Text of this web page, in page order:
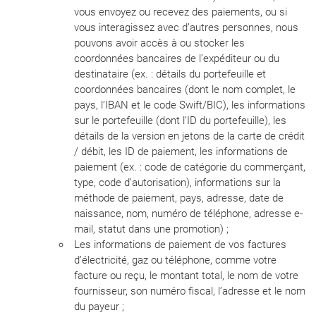
vous envoyez ou recevez des paiements, ou si
vous interagissez avec d’autres personnes, nous
pouvons avoir accès à ou stocker les
coordonnées bancaires de l’expéditeur ou du
destinataire (ex. : détails du portefeuille et
coordonnées bancaires (dont le nom complet, le
pays, l’IBAN et le code Swift/BIC), les informations
sur le portefeuille (dont l’ID du portefeuille), les
détails de la version en jetons de la carte de crédit
/ débit, les ID de paiement, les informations de
paiement (ex. : code de catégorie du commerçant,
type, code d’autorisation), informations sur la
méthode de paiement, pays, adresse, date de
naissance, nom, numéro de téléphone, adresse e-
mail, statut dans une promotion) ;
Les informations de paiement de vos factures
d’électricité, gaz ou téléphone, comme votre
facture ou reçu, le montant total, le nom de votre
fournisseur, son numéro fiscal, l’adresse et le nom
du payeur ;